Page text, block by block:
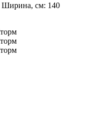
Ширина, см: 140